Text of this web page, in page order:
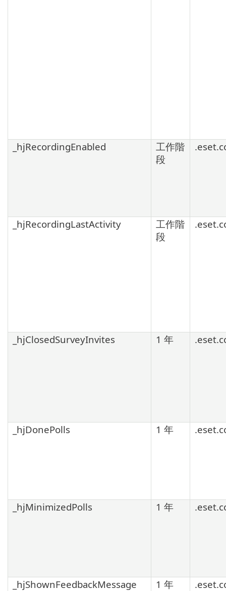
_hjRecordingEnabled
工作階
段
_hjRecordingLastActivity
工作階
段
_hjClosedSurveyInvites 1 年
_hjDonePolls 1 年
_hjMinimizedPolls 1 年
_hjShownFeedbackMessage 1 年